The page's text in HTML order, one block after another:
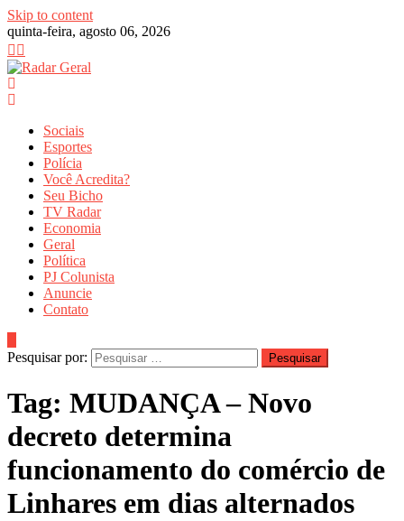
Skip to content
quinta-feira, agosto 06, 2026
Sociais
Esportes
Polícia
Você Acredita?
Seu Bicho
TV Radar
Economia
Geral
Política
PJ Colunista
Anuncie
Contato
Pesquisar por:
Tag: MUDANÇA – Novo
decreto determina
funcionamento do comércio de
Linhares em dias alternados